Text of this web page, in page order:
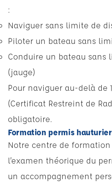
:
Naviguer sans limite de
Piloter un bateau sans
Conduire un bateau sans
(jauge)
Pour naviguer au-delà de
(Certificat Restreint de
obligatoire.
Formation permis
Notre centre de
l’examen théorique du
un accompagnement